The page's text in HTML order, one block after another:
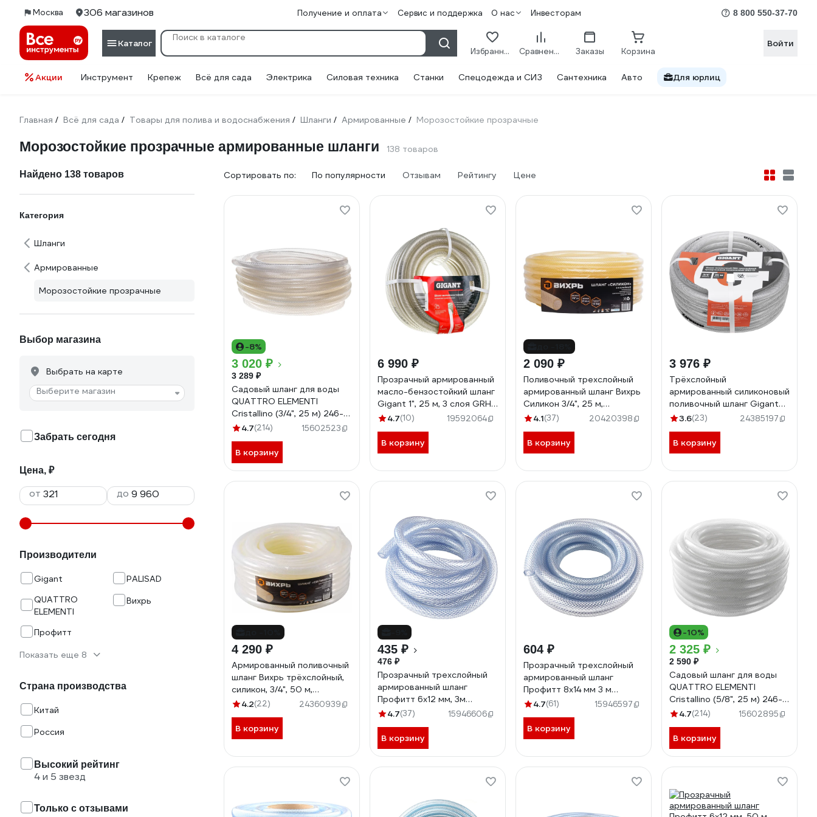
Москва 306 магазинов Получение и оплата Сервис и поддержка О нас Инвесторам 8 800 550-37-70
Каталог
Избранное Сравнение Заказы Корзина
Войти
Акции Инструмент Крепеж Всё для сада Электрика Силовая техника Станки Спецодежда и СИЗ Сантехника Авто Для юрлиц
Главная / Всё для сада / Товары для полива и водоснабжения / Шланги / Армированные / Морозостойкие прозрачные
Морозостойкие прозрачные армированные шланги 138 товаров
Найдено 138 товаров
Категория
Шланги
Армированные
Морозостойкие прозрачные
Выбор магазина
Выбрать на карте
Выберите магазин
Забрать сегодня
Цена, ₽
от до
Производители
Gigant
PALISAD
QUATTRO
ELEMENTI
Вихрь
Профитт
Показать еще 8
Страна производства
Китай
Россия
Высокий рейтинг
4 и 5 звезд
Только с отзывами
Сортировать по: По популярности Отзывам Рейтингу Цене
-8%
3 020 ₽
3 289 ₽
Садовый шланг для воды
QUATTRO ELEMENTI
Cristallino (3/4", 25 м) 246-
9444.7(214) 15602523
В корзину
6 990 ₽
Прозрачный армированный
масло-бензостойкий шланг
Gigant 1", 25 м, 3 слоя GRH-
064.7(10) 19592064
В корзину
2 090 ₽
Поливочный трехслойный
армированный шланг Вихрь
Силикон 3/4", 25 м,
прозрачный 73/7/2/30
4.1(37) 20420398
В корзину
3 976 ₽
Трёхслойный
армированный силиконовый
поливочный шланг Gigant
3/4", 25 м GREZ-03
3.6(23) 24385197
В корзину
4 290 ₽
Армированный поливочный
шланг Вихрь трёхслойный,
силикон, 3/4", 50 м,
прозрачный 73/7/2/32
4.2(22) 24360939
В корзину
435 ₽
476 ₽
Прозрачный трехслойный
армированный шланг
Профитт 6х12 мм, 3м
4823358
4.7(37) 15946606
В корзину
604 ₽
Прозрачный трехслойный
армированный шланг
Профитт 8х14 мм 3 м
4823365
4.7(61) 15946597
В корзину
-10%
2 325 ₽
2 590 ₽
Садовый шланг для воды
QUATTRO ELEMENTI
Cristallino (5/8", 25 м) 246-
9374.7(214) 15602895
В корзину